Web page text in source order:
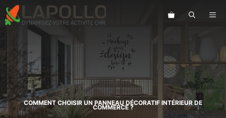
Aller
au
contenu
COMMENT CHOISIR UN PANNEAU DÉCORATIF INTÉRIEUR DE
COMMERCE ?